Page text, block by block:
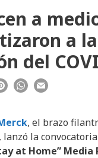
a
a la
del
, el brazo
lanzó la
at Home” Media